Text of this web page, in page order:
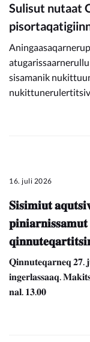
Sulisut nutaat
sisamanik
16. juli 2026
𝐒𝐢𝐬𝐢𝐦𝐢𝐮𝐭
𝐐𝐢𝐧𝐧𝐮𝐭𝐞𝐪𝐚𝐫𝐧𝐞𝐪 𝟐𝟕.
𝐢𝐧𝐠𝐞𝐫𝐥𝐚𝐬𝐬𝐚𝐚𝐪.
𝐧𝐚𝐥. 𝟏𝟑.𝟎𝟎